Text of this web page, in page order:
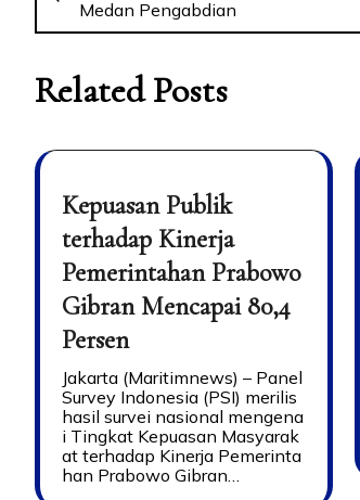
Medan Pengabdian
Related Posts
Kepuasan Publik
terhadap Kinerja
Pemerintahan Prabowo
Gibran Mencapai 80,4
Persen
Jakarta (Maritimnews) – Panel
Survey Indonesia (PSI) merilis
hasil survei nasional mengena
i Tingkat Kepuasan Masyarak
at terhadap Kinerja Pemerinta
han Prabowo Gibran…